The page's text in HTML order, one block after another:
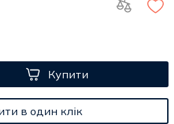
Купити
в один клік